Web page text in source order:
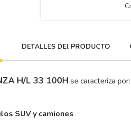
DETALLES DEl PRODUCTO
H/L 33 100H se caracteriza por:
SUV y camiones